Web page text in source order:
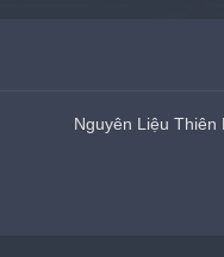
Nguyên Liệu Thiên